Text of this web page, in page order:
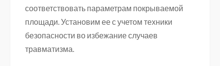
соответствовать параметрам покрываемой
площади. Установим ее с учетом техники
безопасности во избежание случаев
травматизма.